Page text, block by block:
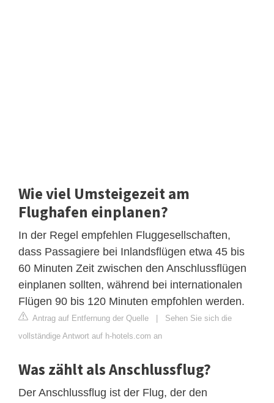
Wie viel Umsteigezeit am
Flughafen einplanen?
In der Regel empfehlen Fluggesellschaften,
dass Passagiere bei Inlandsflügen etwa 45 bis
60 Minuten Zeit zwischen den Anschlussflügen
einplanen sollten, während bei internationalen
Flügen 90 bis 120 Minuten empfohlen werden.
Antrag auf Entfernung der Quelle | Sehen Sie sich die
vollständige Antwort auf h-hotels.com an
Was zählt als Anschlussflug?
Der Anschlussflug ist der Flug, der den